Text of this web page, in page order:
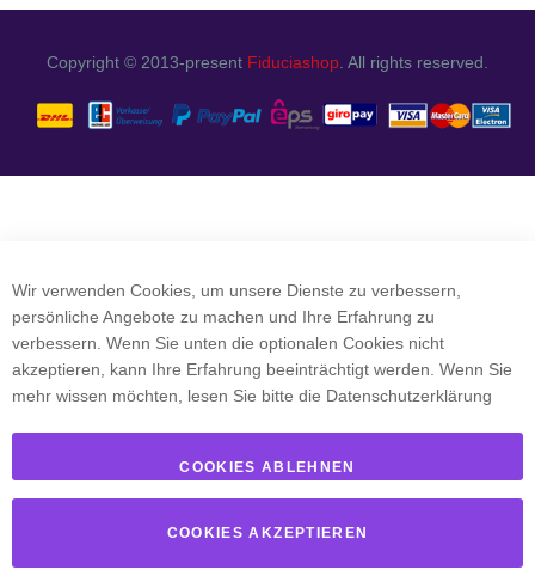
Copyright © 2013-present Fiduciashop . All rights reserved.
Wir verwenden Cookies, um unsere Dienste zu verbessern,
persönliche Angebote zu machen und Ihre Erfahrung zu
verbessern. Wenn Sie unten die optionalen Cookies nicht
akzeptieren, kann Ihre Erfahrung beeinträchtigt werden. Wenn Sie
mehr wissen möchten, lesen Sie bitte die Datenschutzerklärung
COOKIES ABLEHNEN
COOKIES AKZEPTIEREN